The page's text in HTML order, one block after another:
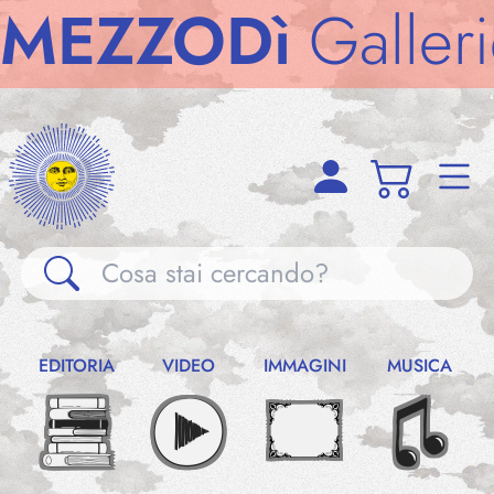
Gallerie
Gallerie
Notizie
EDITORIA VIDEO IMMAGINI MUSICA